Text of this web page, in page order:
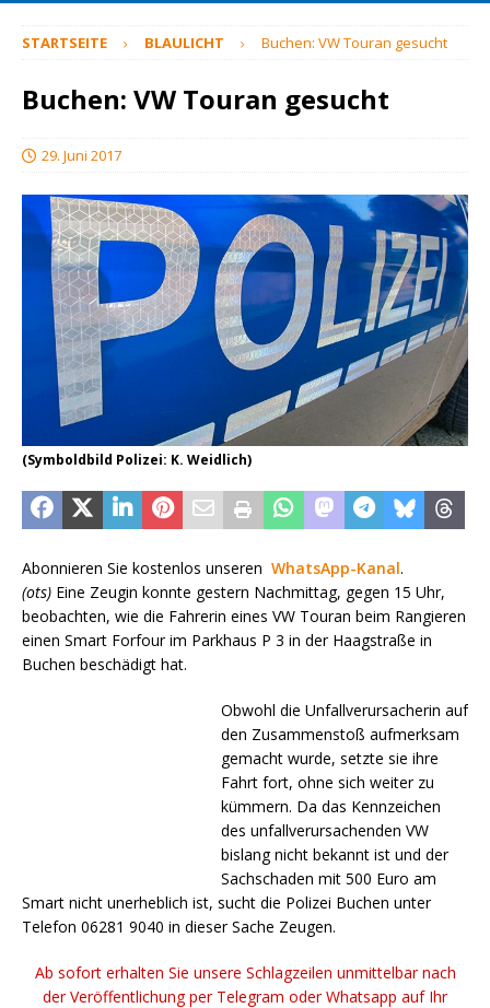
STARTSEITE BLAULICHT Buchen: VW Touran gesucht
Buchen: VW Touran gesucht
29. Juni 2017
(Symboldbild Polizei: K. Weidlich)
Abonnieren Sie kostenlos unseren WhatsApp-Kanal.
(ots) Eine Zeugin konnte gestern Nachmittag, gegen 15 Uhr,
beobachten, wie die Fahrerin eines VW Touran beim Rangieren
einen Smart Forfour im Parkhaus P 3 in der Haagstraße in
Buchen beschädigt hat.
Obwohl die Unfallverursacherin auf
den Zusammenstoß aufmerksam
gemacht wurde, setzte sie ihre
Fahrt fort, ohne sich weiter zu
kümmern. Da das Kennzeichen
des unfallverursachenden VW
bislang nicht bekannt ist und der
Sachschaden mit 500 Euro am
Smart nicht unerheblich ist, sucht die Polizei Buchen unter
Telefon 06281 9040 in dieser Sache Zeugen.
Ab sofort erhalten Sie unsere Schlagzeilen unmittelbar nach
der Veröffentlichung per Telegram oder Whatsapp auf Ihr